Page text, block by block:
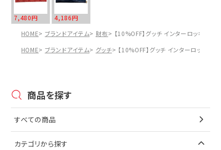
7,480円
4,186円
HOME
ブランドアイテム 財布
【10%OFF】グッチ インターロッキン
HOME
ブランドアイテム グッチ 【10%OFF】グッチ インターロッキ
商品を探す
すべての商品
カテゴリから探す